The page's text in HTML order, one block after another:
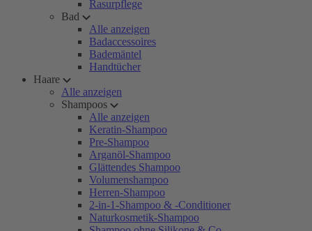
Rasurpflege
Bad
Alle anzeigen
Badaccessoires
Bademäntel
Handtücher
Haare
Alle anzeigen
Shampoos
Alle anzeigen
Keratin-Shampoo
Pre-Shampoo
Arganöl-Shampoo
Glättendes Shampoo
Volumenshampoo
Herren-Shampoo
2-in-1-Shampoo & -Conditioner
Naturkosmetik-Shampoo